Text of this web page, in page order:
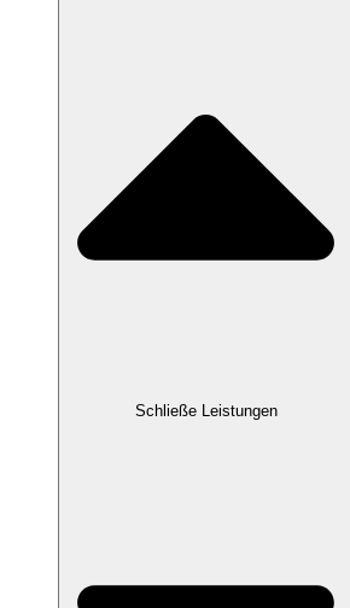
Schließe Leistungen